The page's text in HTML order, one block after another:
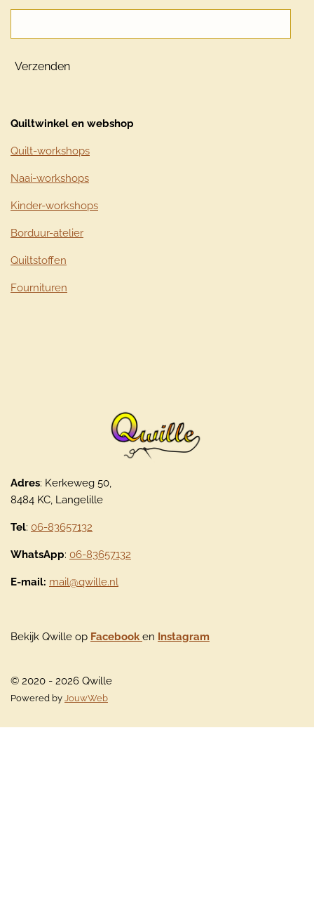
Verzenden
Quiltwinkel en webshop
Quilt-workshops
Naai-workshops
Kinder-workshops
Borduur-atelier
Quiltstoffen
Fournituren
Adres: Kerkeweg 50,
8484 KC, Langelille
Tel: 06-83657132
WhatsApp: 06-83657132
E-mail: mail@qwille.nl
Bekijk Qwille op Facebook en Instagram
© 2020 - 2026 Qwille
Powered by JouwWeb